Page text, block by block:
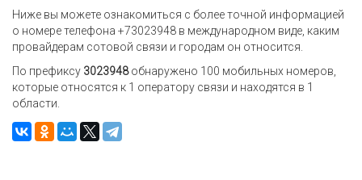
Ниже вы можете ознакомиться с более точной информацией
о номере телефона +73023948 в международном виде, каким
провайдерам сотовой связи и городам он относится.
По префиксу 3023948обнаружено 100 мобильных номеров,
которые относятся к 1 оператору связи и находятся в 1
области.